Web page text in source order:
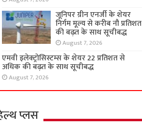
जूनिपर ग्रीन एनर्जी के शेयर
निर्गम मूल्य से करीब नौ प्रतिशत
की बढ़त के साथ सूचीबद्ध
August 7, 2026
एमवी इलेक्ट्रोसिस्टम्स के शेयर 22 प्रतिशत से
अधिक की बढ़त के साथ सूचीबद्ध
August 7, 2026
प्लस